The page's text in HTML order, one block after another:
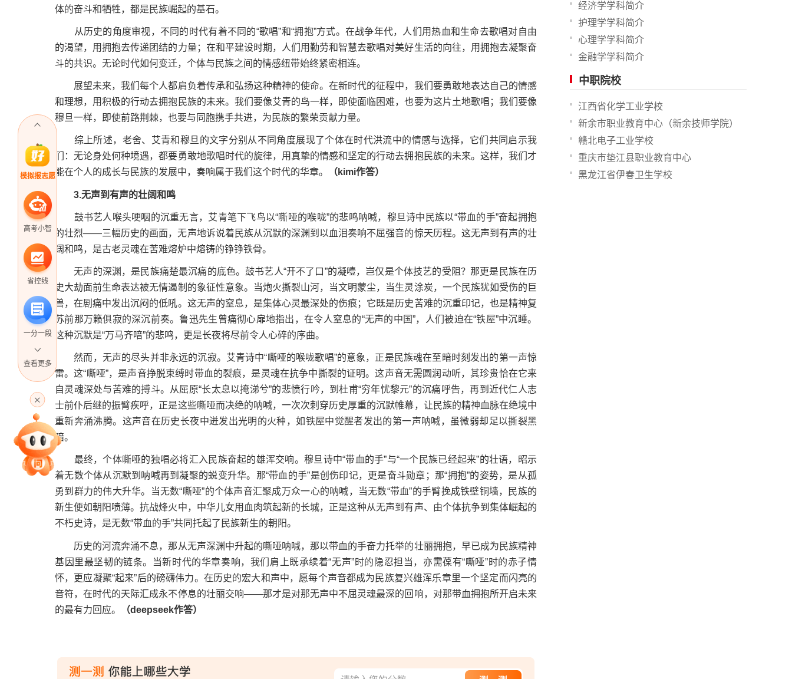
模拟报志愿
高考小智
省控线
一分一段
专家指导课
查看更多
体的奋斗和牺牲，都是民族崛起的基石。
从历史的角度审视，不同的时代有着不同的“歌唱”和“拥抱”方式。在战争年代，人们用热血和生命去歌唱对自由
的渴望，用拥抱去传递团结的力量；在和平建设时期，人们用勤劳和智慧去歌唱对美好生活的向往，用拥抱去凝聚奋
斗的共识。无论时代如何变迁，个体与民族之间的情感纽带始终紧密相连。
展望未来，我们每个人都肩负着传承和弘扬这种精神的使命。在新时代的征程中，我们要勇敢地表达自己的情感
和理想，用积极的行动去拥抱民族的未来。我们要像艾青的鸟一样，即使面临困难，也要为这片土地歌唱；我们要像
穆旦一样，即使前路荆棘，也要与同胞携手共进，为民族的繁荣贡献力量。
综上所述，老舍、艾青和穆旦的文字分别从不同角度展现了个体在时代洪流中的情感与选择，它们共同启示我
们：无论身处何种境遇，都要勇敢地歌唱时代的旋律，用真挚的情感和坚定的行动去拥抱民族的未来。这样，我们才
能在个人的成长与民族的发展中，奏响属于我们这个时代的华章。
（kimi作答）
3.无声到有声的壮阔和鸣
鼓书艺人喉头哽咽的沉重无言，艾青笔下飞鸟以“嘶哑的喉咙”的悲鸣呐喊，穆旦诗中民族以“带血的手”奋起拥抱
的壮烈——三幅历史的画面，无声地诉说着民族从沉默的深渊到以血泪奏响不屈强音的惊天历程。这无声到有声的壮
阔和鸣，是古老灵魂在苦难熔炉中熔铸的铮铮铁骨。
无声的深渊，是民族痛楚最沉痛的底色。鼓书艺人“开不了口”的凝噎，岂仅是个体技艺的受阻？那更是民族在历
史大劫面前生命表达被无情遏制的象征性意象。当炮火撕裂山河，当文明蒙尘，当生灵涂炭，一个民族犹如受伤的巨
兽，在剧痛中发出沉闷的低吼。这无声的窒息，是集体心灵最深处的伤痕；它既是历史苦难的沉重印记，也是精神复
苏前那万籁俱寂的深沉前奏。鲁迅先生曾痛彻心扉地指出，在令人窒息的“无声的中国”，人们被迫在“铁屋”中沉睡。
这种沉默是“万马齐喑”的悲鸣，更是长夜将尽前令人心碎的序曲。
然而，无声的尽头并非永远的沉寂。艾青诗中“嘶哑的喉咙歌唱”的意象，正是民族魂在至暗时刻发出的第一声惊
雷。这“嘶哑”，是声音挣脱束缚时带血的裂痕，是灵魂在抗争中撕裂的证明。这声音无需圆润动听，其珍贵恰在它来
自灵魂深处与苦难的搏斗。从屈原“长太息以掩涕兮”的悲愤行吟，到杜甫“穷年忧黎元”的沉痛呼告，再到近代仁人志
士前仆后继的振臂疾呼，正是这些嘶哑而决绝的呐喊，一次次刺穿历史厚重的沉默帷幕，让民族的精神血脉在绝境中
重新奔涌沸腾。这声音在历史长夜中迸发出光明的火种，如铁屋中觉醒者发出的第一声呐喊，虽微弱却足以撕裂黑
暗。
最终，个体嘶哑的独唱必将汇入民族奋起的雄浑交响。穆旦诗中“带血的手”与“一个民族已经起来”的壮语，昭示
着无数个体从沉默到呐喊再到凝聚的蜕变升华。那“带血的手”是创伤印记，更是奋斗勋章；那“拥抱”的姿势，是从孤
勇到群力的伟大升华。当无数“嘶哑”的个体声音汇聚成万众一心的呐喊，当无数“带血”的手臂挽成铁壁铜墙，民族的
新生便如朝阳喷薄。抗战烽火中，中华儿女用血肉筑起新的长城，正是这种从无声到有声、由个体抗争到集体崛起的
不朽史诗，是无数“带血的手”共同托起了民族新生的朝阳。
历史的河流奔涌不息，那从无声深渊中升起的嘶哑呐喊，那以带血的手奋力托举的壮丽拥抱，早已成为民族精神
基因里最坚韧的链条。当新时代的华章奏响，我们肩上既承续着“无声”时的隐忍担当，亦需葆有“嘶哑”时的赤子情
怀，更应凝聚“起来”后的磅礴伟力。在历史的宏大和声中，愿每个声音都成为民族复兴雄浑乐章里一个坚定而闪亮的
音符，在时代的天际汇成永不停息的壮丽交响——那才是对那无声中不屈灵魂最深的回响，对那带血拥抱所开启未来
的最有力回应。
（deepseek作答）
经济学学科简介
护理学学科简介
心理学学科简介
金融学学科简介
中职院校
江西省化学工业学校
新余市职业教育中心（新余技师学院）
赣北电子工业学校
重庆市垫江县职业教育中心
黑龙江省伊春卫生学校